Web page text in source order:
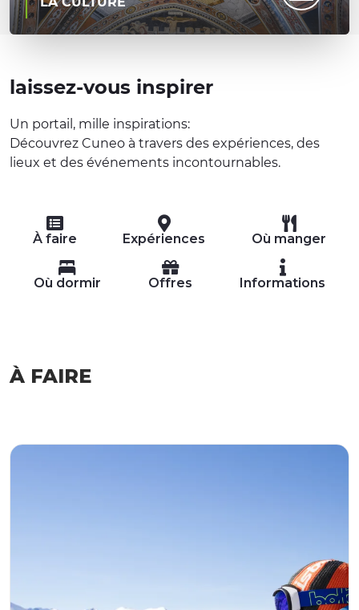
laissez-vous inspirer
Un portail, mille inspirations:
Découvrez Cuneo à travers des expériences, des
lieux et des événements incontournables.
À faire Expériences Où manger
Où dormir Offres Informations
À FAIRE